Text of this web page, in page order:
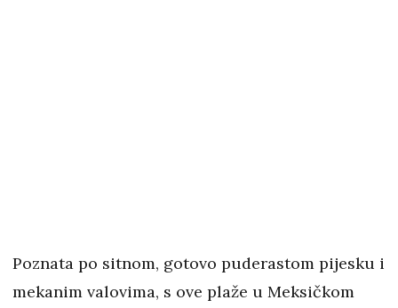
Poznata po sitnom, gotovo puderastom pijesku i
mekanim valovima, s ove plaže u Meksičkom